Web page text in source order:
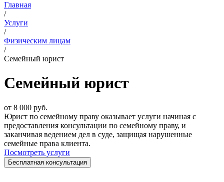
Главная
/
Услуги
/
Физическим лицам
/
Семейный юрист
Семейный юрист
от 8 000 руб.
Юрист по семейному праву оказывает услуги начиная с
предоставления консультации по семейному праву, и
заканчивая ведением дел в суде, защищая нарушенные
семейные права клиента.
Посмотреть услуги
Бесплатная консультация